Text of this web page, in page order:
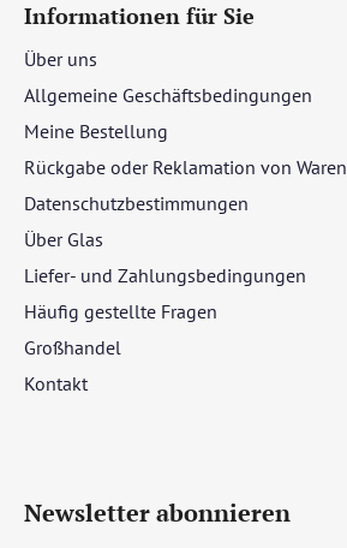
Informationen für Sie
Über uns
Allgemeine Geschäftsbedingungen
Meine Bestellung
Rückgabe oder Reklamation von Waren
Datenschutzbestimmungen
Über Glas
Liefer- und Zahlungsbedingungen
Häufig gestellte Fragen
Großhandel
Kontakt
Newsletter abonnieren